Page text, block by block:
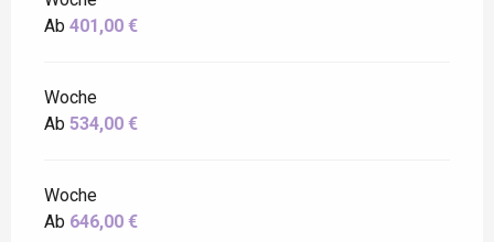
Ab 401,00 €
Woche
Ab 534,00 €
Woche
Ab 646,00 €